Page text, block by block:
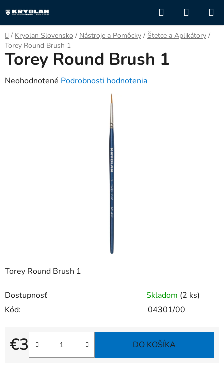
na
obsah
Hľadať
KOŠÍK
Domov
/ Kryolan Slovensko / Nástroje a Pomôcky / Štetce a Aplikátory /
Torey Round Brush 1
Torey Round Brush 1
Dostupnosť Skladom (2 ks)
Kód:
04301/00
€3
Jednotková cena:
DO KOŠÍKA
Torey Round Brush 1
Priemerné
Neohodnotené Podrobnosti hodnotenia